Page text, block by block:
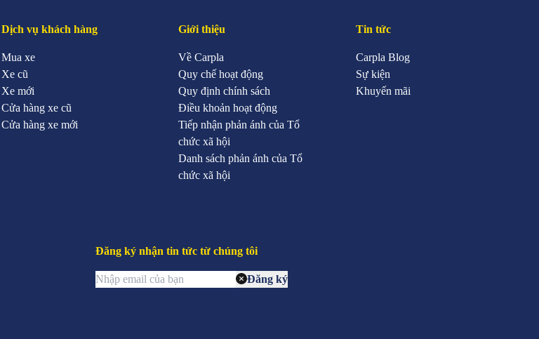
Dịch vụ khách hàng
Mua xe
Xe cũ
Xe mới
Cửa hàng xe cũ
Cửa hàng xe mới
Giới thiệu
Về Carpla
Quy chế hoạt động
Quy định chính sách
Điều khoản hoạt động
Tiếp nhận phản ánh của Tổ
chức xã hội
Danh sách phản ánh của Tổ
chức xã hội
Tin tức
Carpla Blog
Sự kiện
Khuyến mãi
Đăng ký nhận tin tức từ chúng tôi
Đăng ký